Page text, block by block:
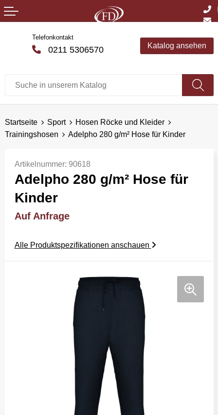
Telefonkontakt
0211 5306570 Katalog ansehen
Startseite Sport
Hosen Röcke und Kleider
Trainingshosen
Adelpho 280 g/m² Hose für Kinder
Artikelnummer: 90618
Adelpho 280 g/m² Hose für
Kinder
Auf Anfrage
Alle Produktspezifikationen anschauen